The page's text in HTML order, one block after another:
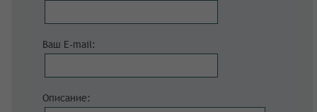
Ваш E-mail:
Описание: